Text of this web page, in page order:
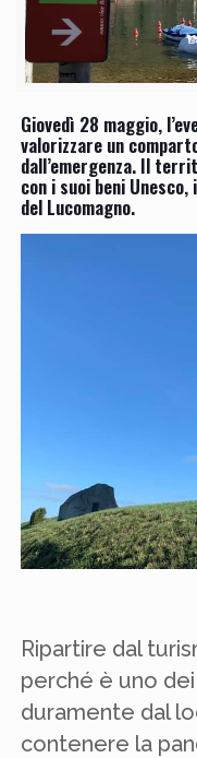
Giovedì 28 maggio,
valorizzare un
dall’emergenza. Il
con i suoi beni
del Lucomagno.
Ripartire dal
perché è uno
duramente dal
contenere la